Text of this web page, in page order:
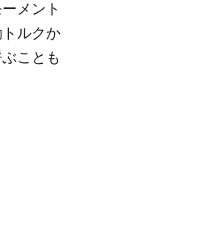
メント
ルクか
ぶことも